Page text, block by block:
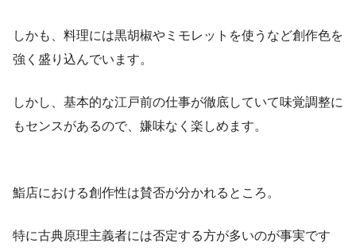
しかも、料理には黒胡椒やミモレットを使うなど創作色を
強く盛り込んでいます。
しかし、基本的な江戸前の仕事が徹底していて味覚調整に
もセンスがあるので、嫌味なく楽しめます。
鮨店における創作性は賛否が分かれるところ。
特に古典原理主義者には否定する方が多いのが事実です